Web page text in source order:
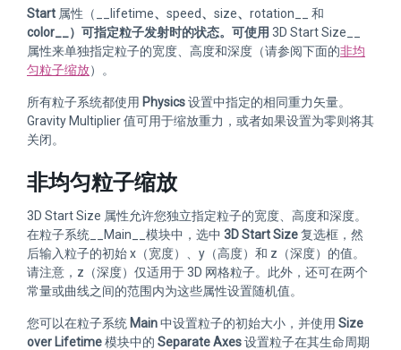
Start 属性（__lifetime、 speed、 size、 rotation__ 和
color__）可指定粒子发射时的状态。可使用 3D Start Size__
属性来单独指定粒子的宽度、高度和深度（请参阅下面的非均
匀粒子缩放）。
所有粒子系统都使用 Physics设置中指定的相同重力矢量。
Gravity Multiplier 值可用于缩放重力，或者如果设置为零则将其
关闭。
非均匀粒子缩放
3D Start Size 属性允许您独立指定粒子的宽度、高度和深度。
在粒子系统__Main__模块中，选中 3D Start Size复选框，然
后输入粒子的初始 x（宽度）、y（高度）和 z（深度）的值。
请注意，z（深度）仅适用于 3D 网格粒子。此外，还可在两个
常量或曲线之间的范围内为这些属性设置随机值。
您可以在粒子系统 Main中设置粒子的初始大小，并使用 Size
over Lifetime模块中的 Separate Axes设置粒子在其生命周期